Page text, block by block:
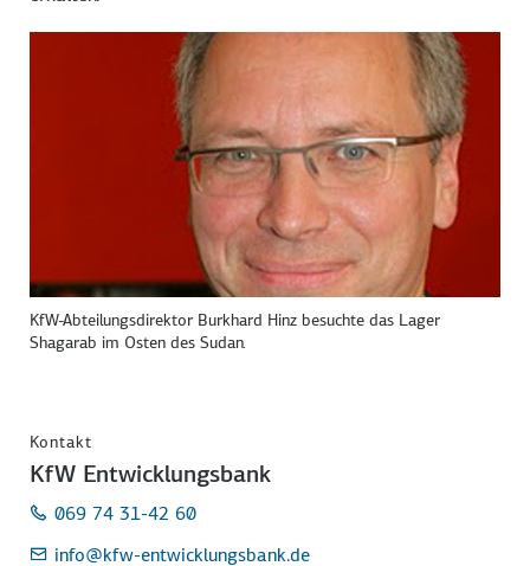
KfW-Abteilungsdirektor Burkhard Hinz besuchte das Lager
Shagarab im Osten des Sudan.
Kontakt
KfW Entwicklungsbank
069 74 31-42 60
info@kfw-entwicklungsbank.de